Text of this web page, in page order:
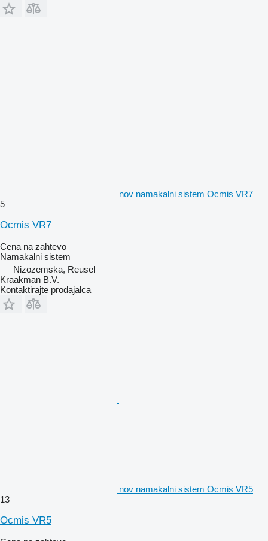
nov namakalni sistem Ocmis VR7
5
Ocmis VR7
Cena na zahtevo
Namakalni sistem
Nizozemska, Reusel
Kraakman B.V.
Kontaktirajte prodajalca
nov namakalni sistem Ocmis VR5
13
Ocmis VR5